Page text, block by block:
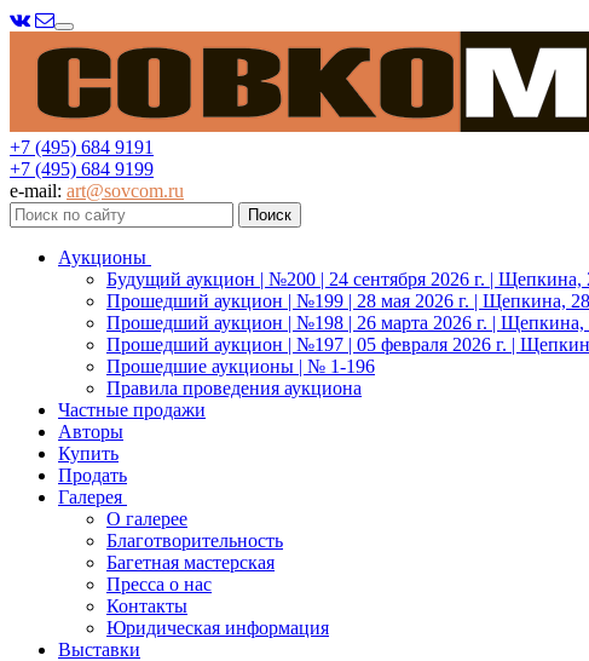
Меню
+7 (495) 684 9191
+7 (495) 684 9199
e-mail: art@sovcom.ru
Аукционы
Будущий аукцион | №200 | 24 сентября 2026 г. | Щепкина,
Прошедший аукцион | №199 | 28 мая 2026 г. | Щепкина, 28
Прошедший аукцион | №198 | 26 марта 2026 г. | Щепкина,
Прошедший аукцион | №197 | 05 февраля 2026 г. |
Прошедшие аукционы | № 1-196
Правила проведения аукциона
Частные продажи
Авторы
Купить
Продать
Галерея
О галерее
Благотворительность
Багетная мастерская
Пресса о нас
Контакты
Юридическая информация
Выставки